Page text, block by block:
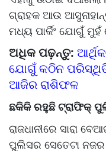
ଗ୍ରାହକ ଆଉ
ମଧ୍ୟ ପାର୍କିଂ ଯୋଗୁଁ ମୁହଁ
ଅଧିକ ପଢ଼ନ୍ତୁ:
ଯୋଗୁଁ କଠିନ
ଆଜିର ରାଶିଫଳ
ଛକିକି ରହୁଛି ଟ୍ରାଫିକ୍‌‌
ରାଜଧାନୀରେ ସାରା
ପୁଲିସର ସେତେଟା ନଜର